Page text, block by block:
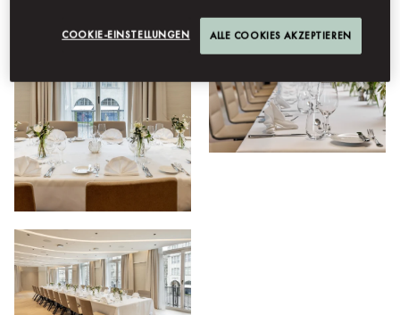
COOKIE-EINSTELLUNGEN ALLE COOKIES AKZEPTIEREN